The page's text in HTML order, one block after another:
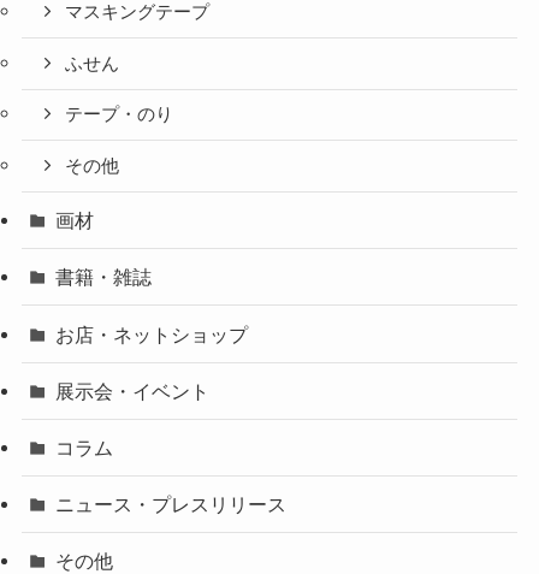
マスキングテープ
ふせん
テープ・のり
その他
画材
書籍・雑誌
お店・ネットショップ
展示会・イベント
コラム
ニュース・プレスリリース
その他